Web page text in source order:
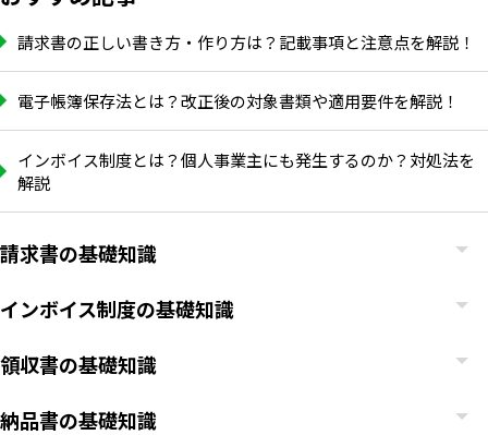
請求書の正しい書き方・作り方は？記載事項と注意点を解説！
電子帳簿保存法とは？改正後の対象書類や適用要件を解説！
インボイス制度とは？個人事業主にも発生するのか？対処法を
解説
請求書の基礎知識
インボイス制度の基礎知識
領収書の基礎知識
納品書の基礎知識